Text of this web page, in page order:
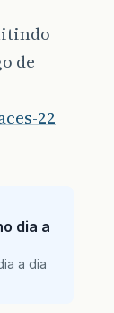
de
22
dia a
a dia